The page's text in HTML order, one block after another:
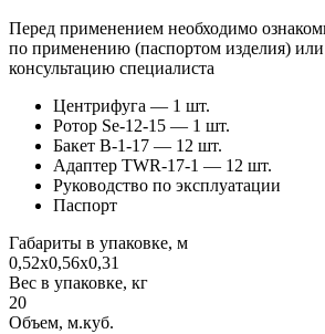
Перед применением необходимо
по применению (паспортом изделия)
консультацию специалиста
Центрифуга — 1 шт.
Ротор Se-12-15 — 1 шт.
Бакет B-1-17 — 12 шт.
Адаптер TWR-17-1 — 12 шт.
Руководство по эксплуатации
Паспорт
Габариты в упаковке, м
0,52х0,56х0,31
Вес в упаковке, кг
20
Объем, м.куб.